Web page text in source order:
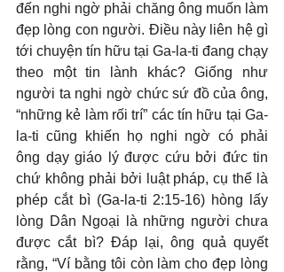
đến nghi ngờ phải chăng ông muốn làm
đẹp lòng con người. Điều này liên hệ gì
tới chuyện tín hữu tại Ga-la-ti đang chạy
theo một tin lành khác? Giống như
người ta nghi ngờ chức sứ đồ của ông,
“những kẻ làm rối trí” các tín hữu tại Ga-
la-ti cũng khiến họ nghi ngờ có phải
ông dạy giáo lý được cứu bởi đức tin
chứ không phải bởi luật pháp, cụ thể là
phép cắt bì (Ga-la-ti 2:15-16) hòng lấy
lòng Dân Ngoại là những người chưa
được cắt bì? Đáp lại, ông quả quyết
rằng, “Ví bằng tôi còn làm cho đẹp lòng